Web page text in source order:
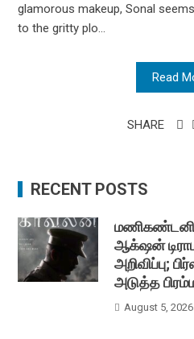
glamorous makeup, Sonal
to the gritty plo...
Read
SHARE
RECENT POSTS
ஆக்‌ஷன்
அறிவிப்பு;
அடுத்த
August 5, 2026